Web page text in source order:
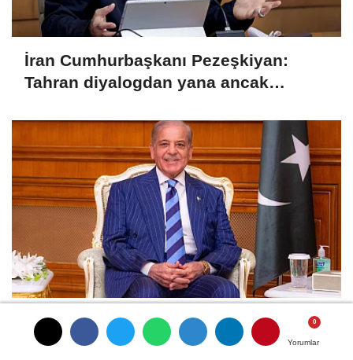
Yorumlar
Yorumlar
Yorumlar
İran Cumhurbaşkanı Pezeşkiyan:
Tahran diyalogdan yana ancak
Pakistan Başbakanı Şerif'ten 'Mekke
Ortak Savunma Anlaşması' mesajı